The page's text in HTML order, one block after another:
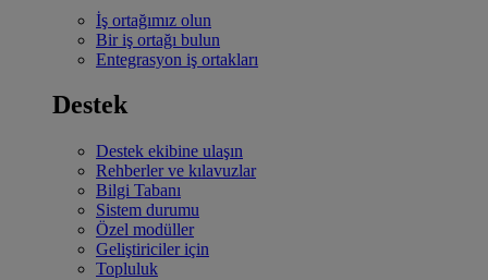
İş ortağımız olun
Bir iş ortağı bulun
Entegrasyon iş ortakları
Destek
Destek ekibine ulaşın
Rehberler ve kılavuzlar
Bilgi Tabanı
Sistem durumu
Özel modüller
Geliştiriciler için
Topluluk